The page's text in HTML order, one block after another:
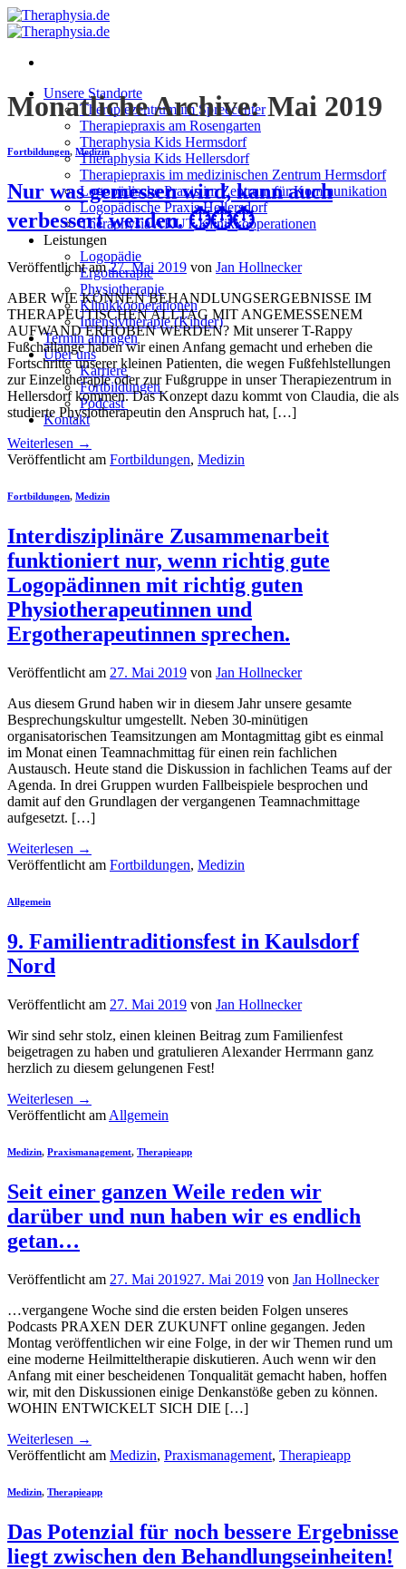
Zum
Inhalt
Unsere Standorte
Therapiezentrum im Spreecenter
Therapiepraxis am Rosengarten
Theraphysia Kids Hermsdorf
Theraphysia Kids Hellersdorf
Therapiepraxis im medizinischen Zentrum Hermsdorf
Logopädische Praxis im Zentrum für Kommunikation
Logopädische Praxis Hellersdorf
Theraphysia AKUT Klinikkooperationen
Leistungen
Logopädie
Ergotherapie
Physiotherapie
Klinikkooperationen
Intensivtherapie (Kinder)
Termin anfragen
Über uns
Karriere
Fortbildungen
Podcast
Kontakt
Monatliche Archive:Mai 2019
Fortbildungen, Medizin
Nur was gemessen wird, kann auch
verbessert werden. ⏱⏱⏱
Veröffentlicht am27. Mai 2019 von Jan Hollnecker
ABER WIE KÖNNEN BEHANDLUNGSERGEBNISSE IM
THERAPEUTISCHEN ALLTAG MIT ANGEMESSENEM
AUFWAND ERHOBEN WERDEN? Mit unserer T-Rappy
Fußchallange haben wir einen Anfang gemacht und erheben die
Fortschritte unserer kleinen Patienten, die wegen Fußfehlstellungen
zur Einzeltherapie oder zur Fußgruppe in unser Therapiezentrum in
Hellersdorf kommen. Das Konzept dazu kommt von Claudia, die als
studierte Physiotherapeutin den Anspruch hat, […]
Weiterlesen →
Veröffentlicht am Fortbildungen, Medizin
Fortbildungen, Medizin
Interdisziplinäre Zusammenarbeit
funktioniert nur, wenn richtig gute
Logopädinnen mit richtig guten
Physiotherapeutinnen und
Ergotherapeutinnen sprechen.
Veröffentlicht am 27. Mai 2019 von Jan Hollnecker
Aus diesem Grund haben wir in diesem Jahr unsere gesamte
Besprechungskultur umgestellt. Neben 30-minütigen
organisatorischen Teamsitzungen am Montagmittag gibt es einmal
im Monat einen Teamnachmittag für einen rein fachlichen
Austausch. Heute stand die Diskussion in fachlichen Teams auf der
Agenda. In drei Gruppen wurden Fallbeispiele besprochen und
damit auf den Grundlagen der vergangenen Teamnachmittage
aufgesetzt. […]
Weiterlesen →
Veröffentlicht am Fortbildungen, Medizin
Allgemein
9. Familientraditionsfest in Kaulsdorf
Nord
Veröffentlicht am 27. Mai 2019 von Jan Hollnecker
Wir sind sehr stolz, einen kleinen Beitrag zum Familienfest
beigetragen zu haben und gratulieren Alexander Herrmann ganz
herzlich zu diesem gelungenen Fest!
Weiterlesen →
Veröffentlicht am Allgemein
Medizin, Praxismanagement, Therapieapp
Seit einer ganzen Weile reden wir
darüber und nun haben wir es endlich
getan…
Veröffentlicht am 27. Mai 201927. Mai 2019 von Jan Hollnecker
…vergangene Woche sind die ersten beiden Folgen unseres
Podcasts PRAXEN DER ZUKUNFT online gegangen. Jeden
Montag veröffentlichen wir eine Folge, in der wir Themen rund um
eine moderne Heilmitteltherapie diskutieren. Auch wenn wir den
Anfang mit einer bescheidenen Tonqualität gemacht haben, hoffen
wir, mit den Diskussionen einige Denkanstöße geben zu können.
WOHIN ENTWICKELT SICH DIE […]
Weiterlesen →
Veröffentlicht am Medizin, Praxismanagement, Therapieapp
Medizin, Therapieapp
Das Potenzial für noch bessere Ergebnisse
liegt zwischen den Behandlungseinheiten!